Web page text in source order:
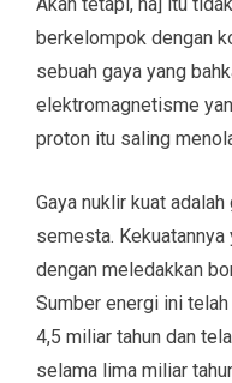
berkelompok dengan
sebuah gaya yang
elektromagnetisme
proton itu saling
Gaya nuklir kuat
semesta.
dengan meledakkan
Sumber energi ini
4,5 miliar tahun dan
selama lima miliar